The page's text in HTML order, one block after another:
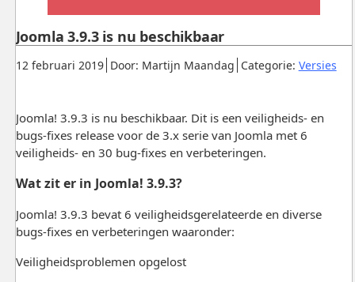
Gepubliceerd:
12 februari 2019. Door: Martijn Maandag. Categorie: Versies.
Joomla 3.9.3 is nu beschikbaar
Joomla! 3.9.3 is nu beschikbaar. Dit is een veiligheids- en
bugs-fixes release voor de 3.x serie van Joomla met 6
veiligheids- en 30 bug-fixes en verbeteringen.
Wat zit er in Joomla! 3.9.3?
Joomla! 3.9.3 bevat 6 veiligheidsgerelateerde en diverse
bugs-fixes en verbeteringen waaronder:
Veiligheidsproblemen opgelost